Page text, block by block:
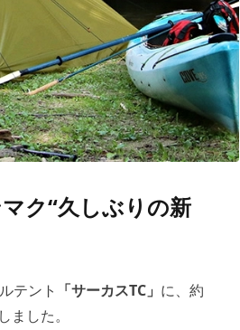
ク“久しぶりの新
テント 「サーカスTC」 に、約
ました。